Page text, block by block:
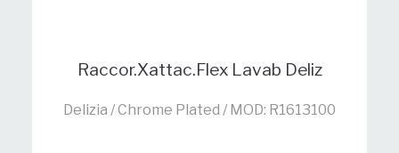
Raccor.Xattac.Flex Lavab Deliz
Delizia / Chrome Plated / MOD: R1613100